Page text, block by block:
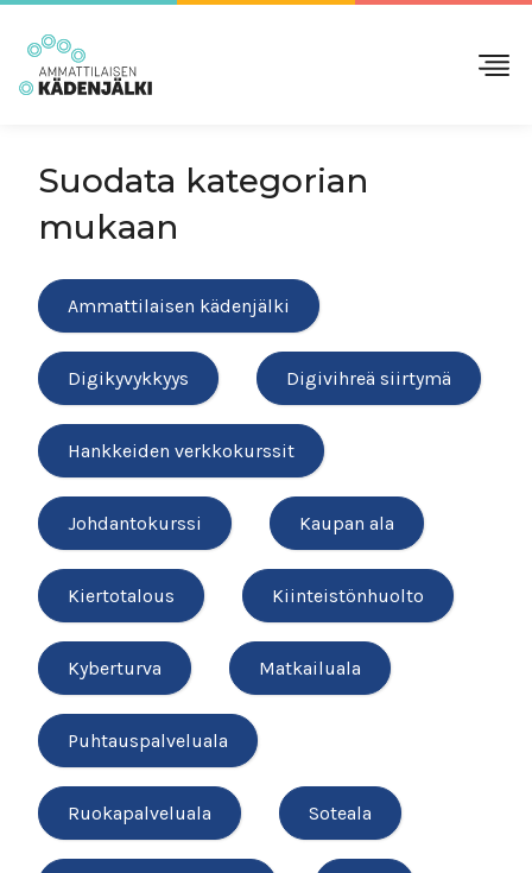
Suodata kategorian
mukaan
Ammattilaisen kädenjälki
Digikyvykkyys Digivihreä siirtymä
Hankkeiden verkkokurssit
Johdantokurssi Kaupan ala
Kiertotalous Kiinteistönhuolto
Kyberturva Matkailuala
Puhtauspalveluala
Ruokapalveluala Soteala